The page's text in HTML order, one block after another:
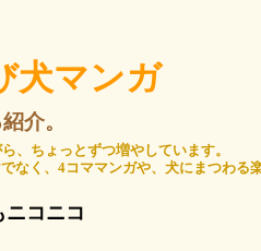
犬マンガ
介。
、ちょっとずつ増やしています。
なく、4コママンガや、犬にまつわ
ニコニコ